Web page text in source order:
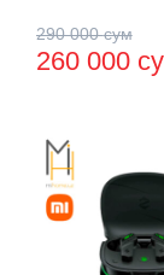
290 000сум
цена
290
000 сум.
260 000
Текущая
цена:
000 сум.
Этот
несколько
вариаций.
Опции
выбрать